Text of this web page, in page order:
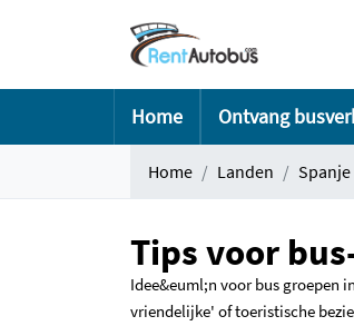
Home Ontvang
Home Landen Spanje
Tips voor
Idee&euml;n voor bus groepen
vriendelijke' of toeristische